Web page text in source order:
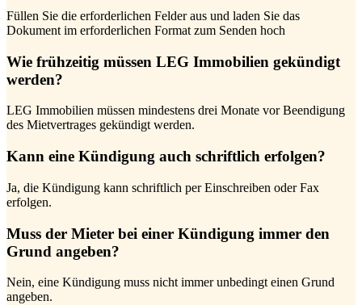
Füllen Sie die erforderlichen Felder aus und laden Sie das
Dokument im erforderlichen Format zum Senden hoch
Wie frühzeitig müssen LEG Immobilien gekündigt
werden?
LEG Immobilien müssen mindestens drei Monate vor Beendigung
des Mietvertrages gekündigt werden.
Kann eine Kündigung auch schriftlich erfolgen?
Ja, die Kündigung kann schriftlich per Einschreiben oder Fax
erfolgen.
Muss der Mieter bei einer Kündigung immer den
Grund angeben?
Nein, eine Kündigung muss nicht immer unbedingt einen Grund
angeben.